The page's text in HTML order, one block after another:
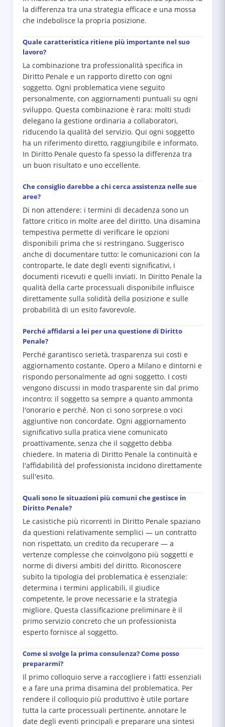
la differenza tra una strategia efficace e una mossa
che indebolisce la propria posizione.
Quale caratteristica ritiene più importante nel suo
lavoro?
La combinazione tra professionalità specifica in
Diritto Penale e un rapporto diretto con ogni
soggetto. Ogni problematica viene seguito
personalmente, con aggiornamenti puntuali su ogni
sviluppo. Questa combinazione è rara: molti studi
delegano la gestione ordinaria a collaboratori,
riducendo la qualità del servizio. Qui ogni soggetto
ha un riferimento diretto, raggiungibile e informato.
In Diritto Penale questo fa spesso la differenza tra
un buon risultato e uno eccellente.
Che consiglio darebbe a chi cerca assistenza nelle sue
aree?
Di non attendere: i termini di decadenza sono un
fattore critico in molte aree del diritto. Una disamina
tempestiva permette di verificare le opzioni
disponibili prima che si restringano. Suggerisco
anche di documentare tutto: le comunicazioni con la
controparte, le date degli eventi significativi, i
documenti ricevuti e quelli inviati. In Diritto Penale la
qualità della carte processuali disponibile influisce
direttamente sulla solidità della posizione e sulle
probabilità di un esito favorevole.
Perché affidarsi a lei per una questione di Diritto
Penale?
Perché garantisco serietà, trasparenza sui costi e
aggiornamento costante. Opero a Milano e dintorni e
rispondo personalmente ad ogni soggetto. I costi
vengono discussi in modo trasparente sin dal primo
incontro: il soggetto sa sempre a quanto ammonta
l'onorario e perché. Non ci sono sorprese o voci
aggiuntive non concordate. Ogni aggiornamento
significativo sulla pratica viene comunicato
proattivamente, senza che il soggetto debba
chiedere. In materia di Diritto Penale la continuità e
l'affidabilità del professionista incidono direttamente
sull'esito.
Quali sono le situazioni più comuni che gestisce in
Diritto Penale?
Le casistiche più ricorrenti in Diritto Penale spaziano
da questioni relativamente semplici — un contratto
non rispettato, un credito da recuperare — a
vertenze complesse che coinvolgono più soggetti e
norme di diversi ambiti del diritto. Riconoscere
subito la tipologia del problematica è essenziale:
determina i termini applicabili, il giudice
competente, le prove necessarie e la strategia
migliore. Questa classificazione preliminare è il
primo servizio concreto che un professionista
esperto fornisce al soggetto.
Come si svolge la prima consulenza? Come posso
prepararmi?
Il primo colloquio serve a raccogliere i fatti essenziali
e a fare una prima disamina del problematica. Per
rendere il colloquio più produttivo è utile portare
tutta la carte processuali pertinente, annotare le
date degli eventi principali e preparare una sintesi